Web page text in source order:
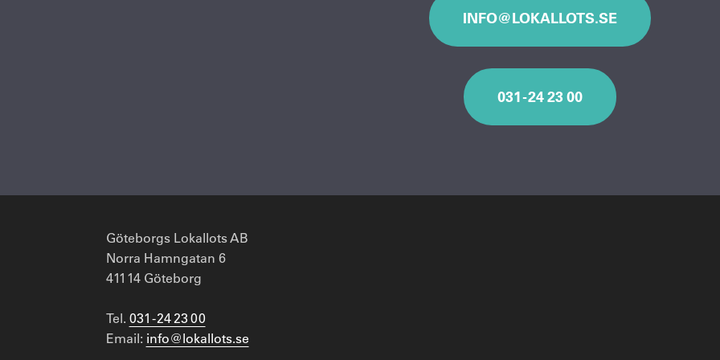
INFO@LOKALLOTS.SE
031 - 24 23 00
Göteborgs Lokallots AB
Norra Hamngatan 6
411 14 Göteborg
Tel. 031 - 24 23 00
Email: info@lokallots.se